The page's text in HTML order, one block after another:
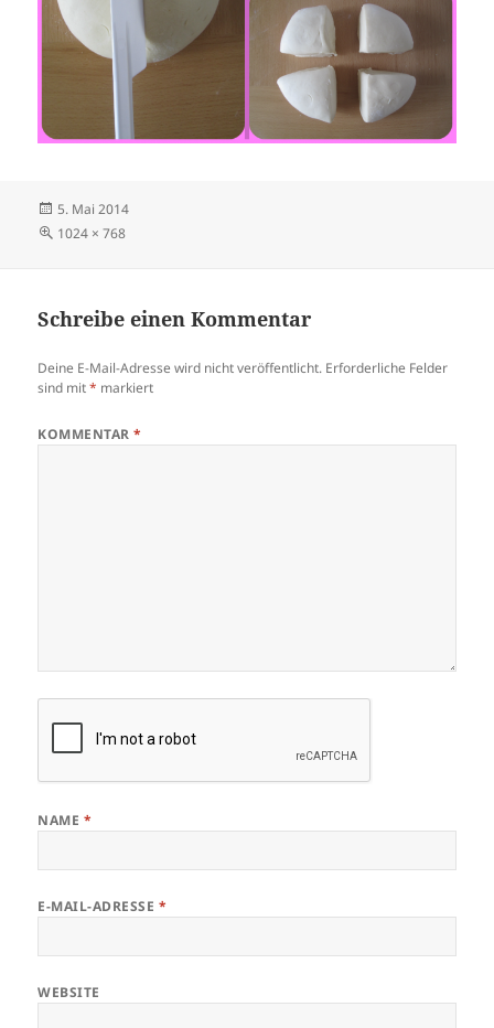
Veröffentlicht
am
5. Mai 2014
Volle
1024 × 768
Schreibe einen Kommentar
Deine E-Mail-Adresse wird nicht veröffentlicht. Erforderliche Felder
sind mit* markiert
KOMMENTAR*
NAME *
E-MAIL-ADRESSE *
WEBSITE